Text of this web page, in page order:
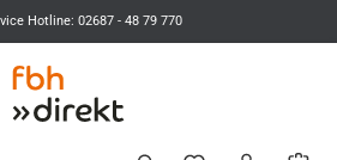
Hotline: 02687 - 48 79 770